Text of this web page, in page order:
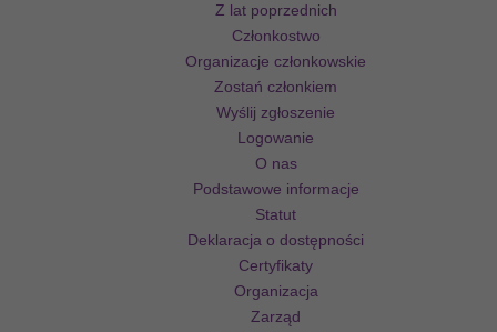
Z lat poprzednich
Członkostwo
Organizacje członkowskie
Zostań członkiem
Wyślij zgłoszenie
Logowanie
O nas
Podstawowe informacje
Statut
Deklaracja o dostępności
Certyfikaty
Organizacja
Zarząd